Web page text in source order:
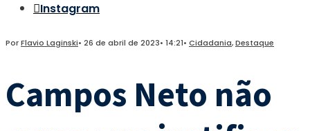
Instagram
PorFlavio Laginski• 26 de abril de 2023• 14:21• Cidadania,Destaque
Campos Neto não